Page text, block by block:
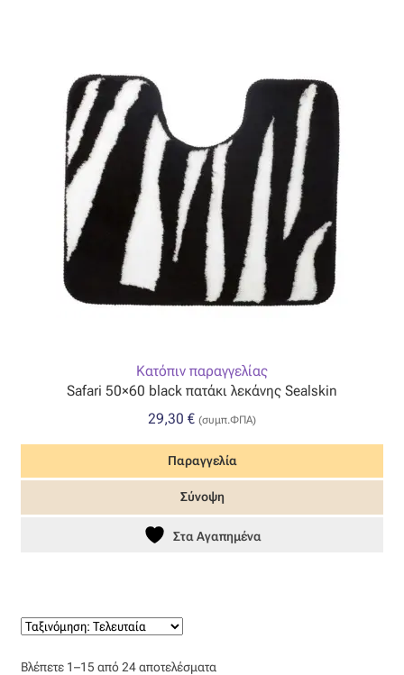
Κατόπιν παραγγελίας
Safari 50×60 black πατάκι λεκάνης Sealskin
29,30 € (συμπ.ΦΠΑ)
Παραγγελία
Σύνοψη
Στα Αγαπημένα
Βλέπετε 1–15 από 24 αποτελέσματαSorted